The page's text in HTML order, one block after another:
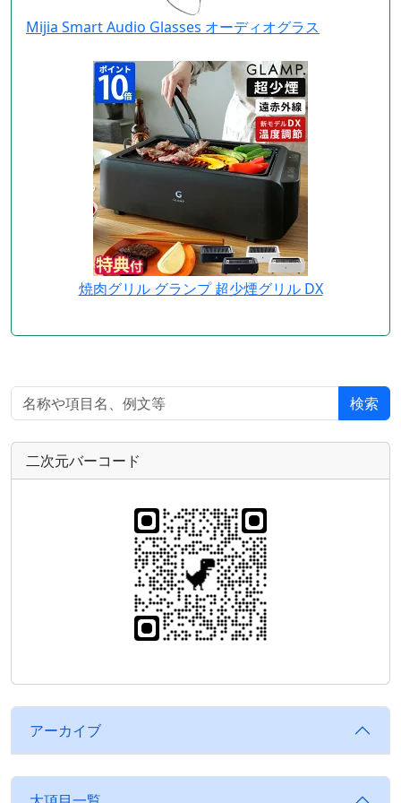
Mijia Smart Audio Glasses オーディオグラス
焼肉グリル グランプ 超少煙グリル DX
検索
二次元バーコード
アーカイブ